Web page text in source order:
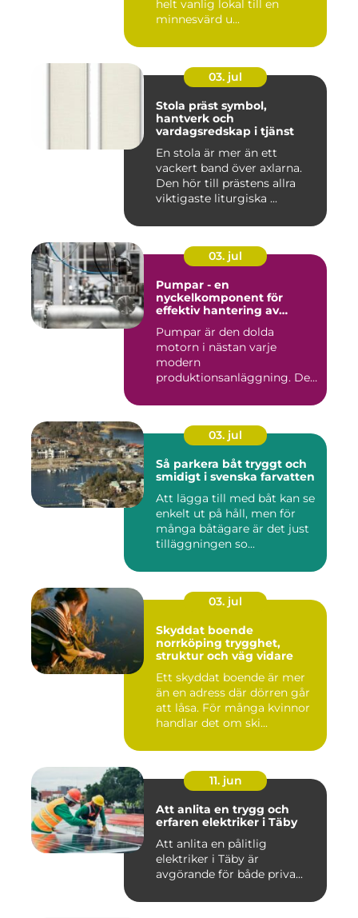
helt vanlig lokal till en
minnesvärd u...
03. jul
Stola präst symbol,
hantverk och
vardagsredskap i tjänst
En stola är mer än ett
vackert band över axlarna.
Den hör till prästens allra
viktigaste liturgiska ...
03. jul
Pumpar - en
nyckelkomponent för
effektiv hantering av
Pumpar är den dolda
motorn i nästan varje
modern
produktionsanläggning. De
03. jul
Så parkera båt tryggt och
smidigt i svenska farvatten
Att lägga till med båt kan se
enkelt ut på håll, men för
många båtägare är det just
tilläggningen so...
03. jul
Skyddat boende
norrköping trygghet,
struktur och väg vidare
Ett skyddat boende är mer
än en adress där dörren går
att låsa. För många kvinnor
handlar det om ski...
11. jun
Att anlita en trygg och
erfaren elektriker i Täby
Att anlita en pålitlig
elektriker i Täby är
avgörande för både priva...